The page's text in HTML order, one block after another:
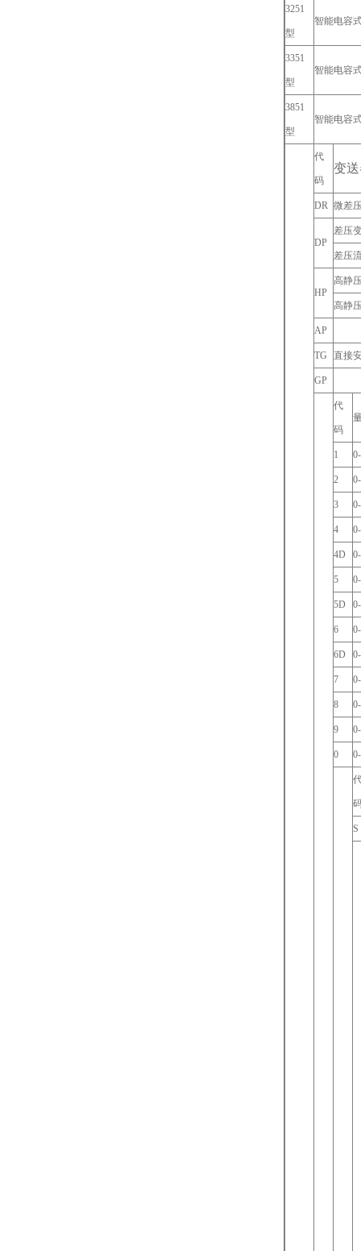
3251
型
智能电容
3351
型
智能电容
3851
型
智能电容
代
码
变
DR 微差
DP
差压
差压
HP
高静
高静
AP
TG 直接
GP
代
码
1
2
3
4
4D
5
5D
6
6D
7
8
9
0
S